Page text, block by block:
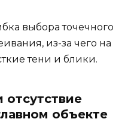
выбора точечного
из-за чего на
тени и блики.
объекте